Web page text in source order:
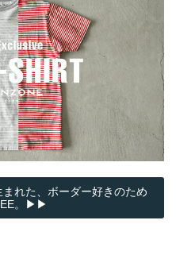
れた、ボーダー好きのため
。▶▶